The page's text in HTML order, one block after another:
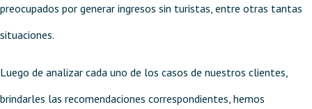
preocupados por generar ingresos sin turistas, entre otras tantas
situaciones.
Luego de analizar cada uno de los casos de nuestros clientes,
brindarles las recomendaciones correspondientes, hemos